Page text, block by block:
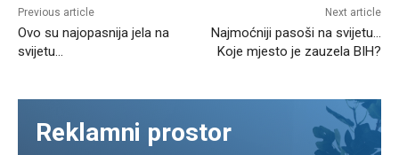
Previous article
Ovo su najopasnija jela na
svijetu…
Next article
Najmoćniji pasoši na svijetu…
Koje mjesto je zauzela BIH?
Reklamni prostor